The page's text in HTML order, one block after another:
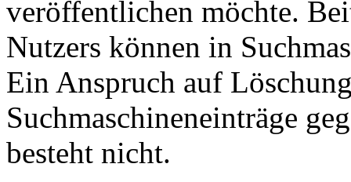
veröffentlichen möchte.
Nutzers können in
Ein Anspruch auf
Suchmaschineneinträge
besteht nicht.